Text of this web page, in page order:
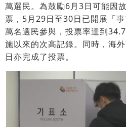
萬選民。為鼓勵6月3日可能因
票，5月29日至30日已開展「
萬名選民參與，投票率達到
施以來的次高記錄。同時，海
日亦完成了投票。